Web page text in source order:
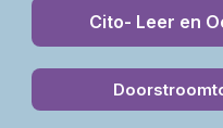
Cito- Leer en